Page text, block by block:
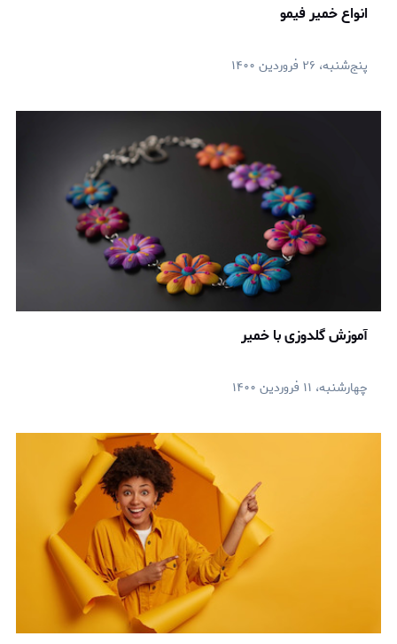
انواع خمیر فیمو
پنج‌شنبه، ۲۶ فروردین ۱۴۰۰
آموزش گلدوزی با خمیر
چهارشنبه، ۱۱ فروردین ۱۴۰۰